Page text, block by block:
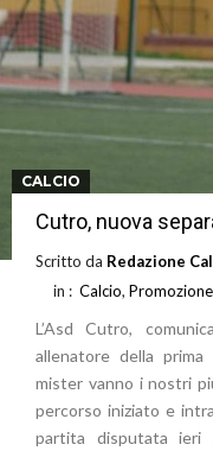
CALCIO
Cutro, nuova
Scritto da Redazione
in : Calcio, Promozione
L’Asd Cutro,
allenatore della
mister vanno i nostri
percorso iniziato e
partita disputata ieri